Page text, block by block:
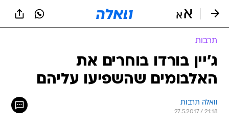
תרבות
ג'יין בורדו בוחרים את
האלבומים שהשפיעו עליהם
וואלה תרבות
27.5.2017 / 21:18